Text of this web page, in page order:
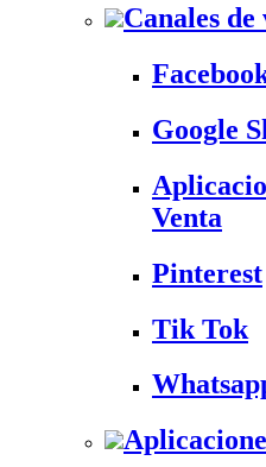
Canales de
Google
Venta
Pinterest
Tik Tok